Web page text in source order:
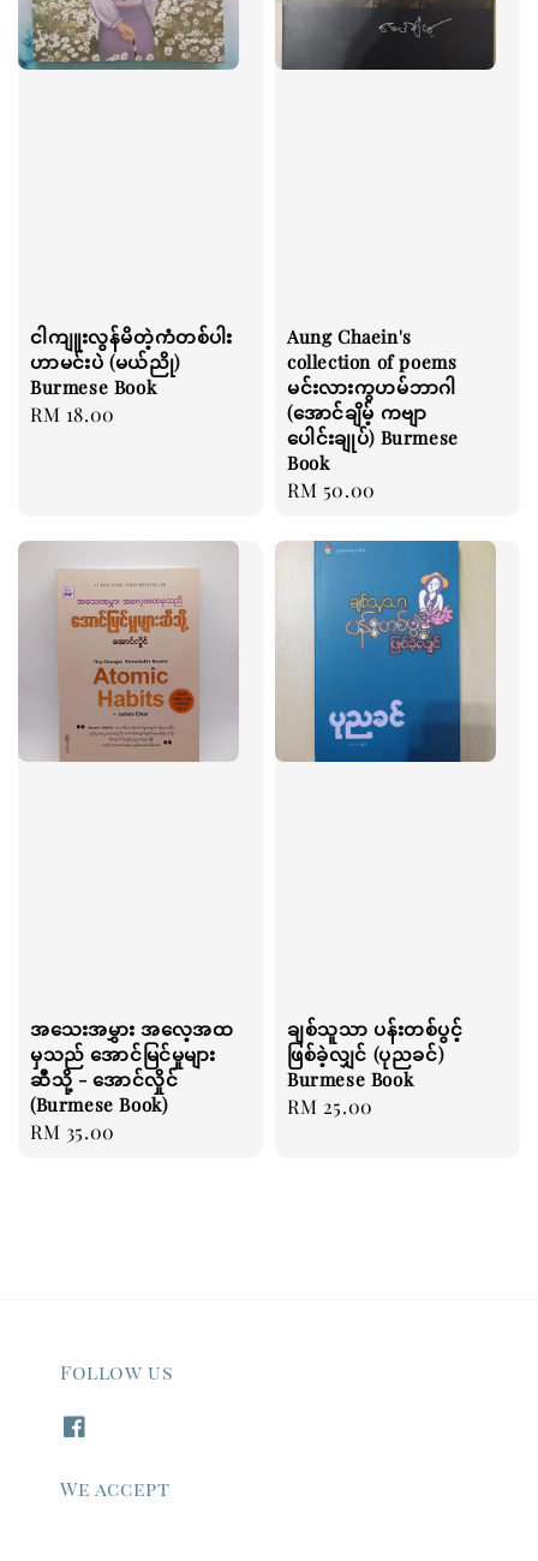
ငါကျူးလွန်မိတဲ့ကံတစ်ပါး
ဟာမင်းပဲ (မယ်ညို)
Burmese Book
Regular
RM 18.00
Aung Chaein's
collection of poems
မင်းလားကွဟမ်ဘာဂါ
(အောင်ချိမ့် ကဗျာ
ပေါင်းချုပ်) Burmese
Book
Regular
RM 50.00
အသေးအမွှား အလေ့အထ
မှသည် အောင်မြင်မှုများ
ဆီသို့ - အောင်လှိုင်
(Burmese Book)
Regular
RM 35.00
ချစ်သူသာ ပန်းတစ်ပွင့်
ဖြစ်ခဲ့လျှင် (ပုညခင်)
Burmese Book
Regular
RM 25.00
Follow us
We accept